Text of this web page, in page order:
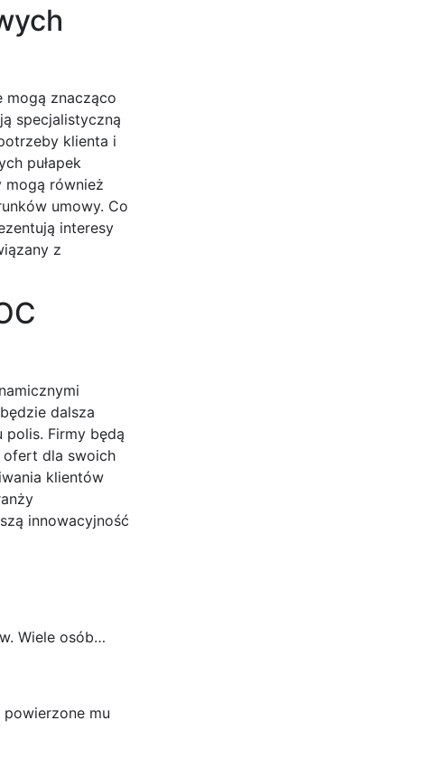
mogą znacząco
specjalistyczną
klienta i
pułapek
mogą również
umowy. Co
interesy
z
dalsza
Firmy będą
ofert dla swoich
klientów
innowacyjność
Wiele osób…
mu